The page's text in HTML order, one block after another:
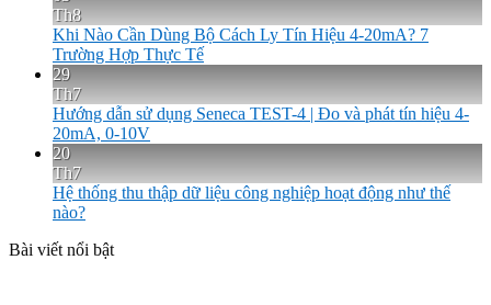
Th8
Khi Nào Cần Dùng Bộ Cách Ly Tín Hiệu 4-20mA? 7
Trường Hợp Thực Tế
29
Th7
Hướng dẫn sử dụng Seneca TEST-4 | Đo và phát tín hiệu 4-
20mA, 0-10V
20
Th7
Hệ thống thu thập dữ liệu công nghiệp hoạt động như thế
nào?
Bài viết nổi bật